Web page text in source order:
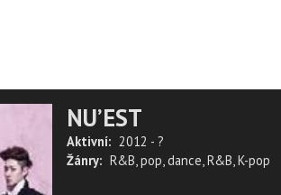
NU’EST
Aktivní: 2012 - ?
Žánry: R&B,pop,dance,R&B,K-pop